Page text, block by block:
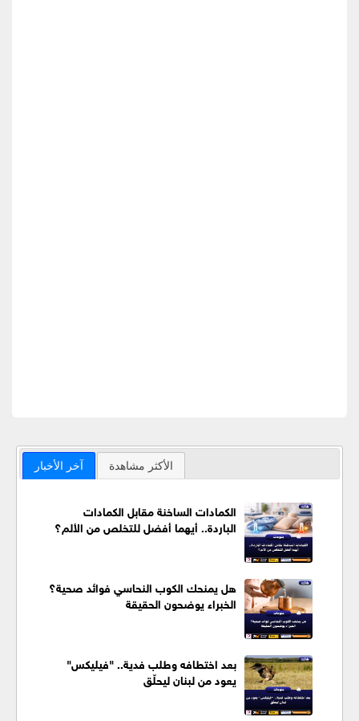
آخر الأخبار الأكثر مشاهدة
الكمادات الساخنة مقابل الكمادات
الباردة.. أيهما أفضل للتخلص من الألم؟
هل يمنحك الكوب النحاسي فوائد صحية؟
الخبراء يوضحون الحقيقة
بعد اختطافه وطلب فدية.. "فيليكس"
يعود من لبنان ليحلّق